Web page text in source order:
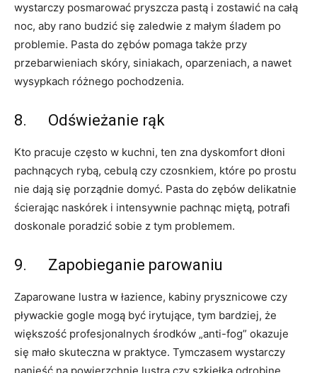
wystarczy posmarować pryszcza pastą i zostawić na całą
noc, aby rano budzić się zaledwie z małym śladem po
problemie. Pasta do zębów pomaga także przy
przebarwieniach skóry, siniakach, oparzeniach, a nawet
wysypkach różnego pochodzenia.
8. Odświeżanie rąk
Kto pracuje często w kuchni, ten zna dyskomfort dłoni
pachnących rybą, cebulą czy czosnkiem, które po prostu
nie dają się porządnie domyć. Pasta do zębów delikatnie
ścierając naskórek i intensywnie pachnąc miętą, potrafi
doskonale poradzić sobie z tym problemem.
9. Zapobieganie parowaniu
Zaparowane lustra w łazience, kabiny prysznicowe czy
pływackie gogle mogą być irytujące, tym bardziej, że
większość profesjonalnych środków „anti-fog” okazuje
się mało skuteczna w praktyce. Tymczasem wystarczy